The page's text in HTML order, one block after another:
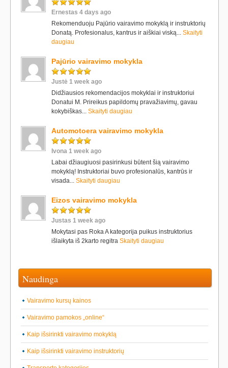
Ernestas 4 days ago
Rekomenduoju Pajūrio vairavimo mokyklą ir instruktorių
Donatą. Profesionalus, kantrus ir aiškiai viską... Skaityti
daugiau
Pajūrio vairavimo mokykla
Justė 1 week ago
Didžiausios rekomendacijos mokyklai ir instruktoriui
Donatui M. Prireikus papildomų pravažiavimų, gavau
kokybiškas... Skaityti daugiau
Automotoera vairavimo mokykla
Ivona 1 week ago
Labai džiaugiuosi pasirinkusi būtent šią vairavimo
mokyklą! Instruktoriai buvo profesionalūs, kantrūs ir
visada... Skaityti daugiau
Eizos vairavimo mokykla
Justas 1 week ago
Mokytasi pas Roka A kategorija puikus instruktorius
išlaikyta iš 2karto regitra Skaityti daugiau
Naudinga
Vairavimo kursų kainos
Vairavimo pamokos „online“
Kaip išsirinkti vairavimo mokyklą
Kaip išsirinkti vairavimo instruktorių